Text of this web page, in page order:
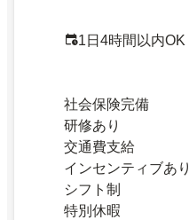
1日4時間以内OK
社会保険完備
研修あり
交通費支給
インセンティブあり
シフト制
特別休暇